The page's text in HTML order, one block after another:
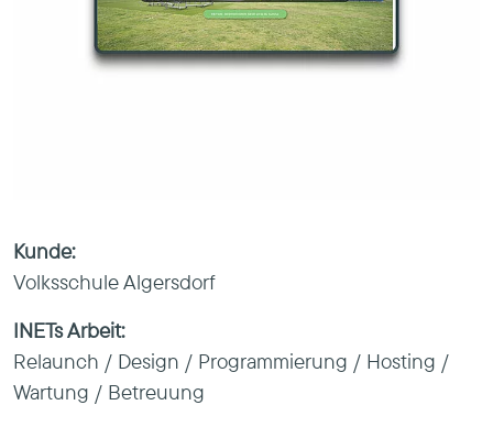
Kunde:
Volksschule Algersdorf
INETs Arbeit:
Relaunch / Design / Programmierung / Hosting /
Wartung / Betreuung